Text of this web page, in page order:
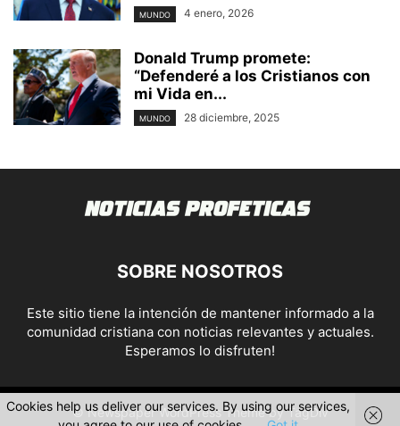
MUNDO 4 enero, 2026
Donald Trump promete:
“Defenderé a los Cristianos con
mi Vida en...
MUNDO 28 diciembre, 2025
SOBRE NOSOTROS
Este sitio tiene la intención de mantener informado a la
comunidad cristiana con noticias relevantes y actuales.
Esperamos lo disfruten!
© Newspaper WordPress Theme by TagDiv
Cookies help us deliver our services. By using our services,